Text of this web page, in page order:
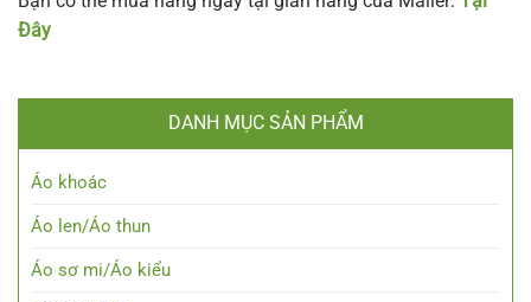
Đây
DANH MỤC SẢN PHẨM
Áo khoác
Áo len/Áo thun
Áo sơ mi/Áo kiểu